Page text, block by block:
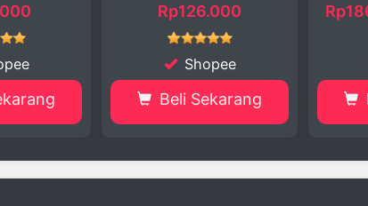
Rp126.000
Beli Sekarang
Rp186.000 - 190.000
Beli Sekarang